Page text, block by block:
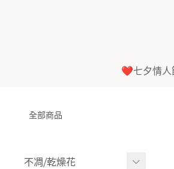
❤️七夕情人
全部商品
不凋⧸乾燥花